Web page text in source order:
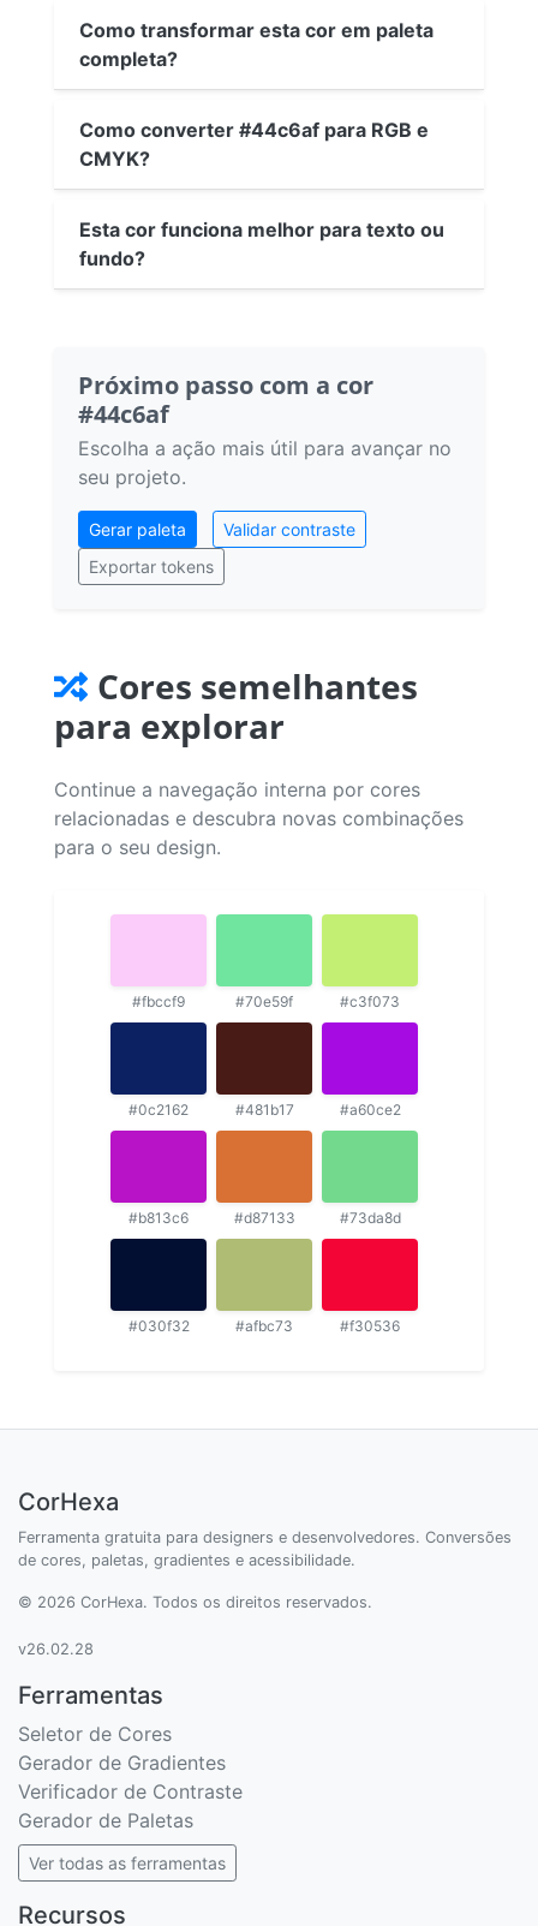
Como transformar esta cor em paleta
completa?
Como converter #44c6af para RGB e
CMYK?
Esta cor funciona melhor para texto ou
fundo?
Próximo passo com a cor
#44c6af
Escolha a ação mais útil para avançar no
seu projeto.
Gerar paleta
Validar contraste
Exportar tokens
Cores semelhantes
para explorar
Continue a navegação interna por cores
relacionadas e descubra novas combinações
para o seu design.
#fbccf9 #70e59f #c3f073
#0c2162 #481b17 #a60ce2
#b813c6 #d87133 #73da8d
#030f32 #afbc73 #f30536
CorHexa
Ferramenta gratuita para designers e desenvolvedores. Conversões
de cores, paletas, gradientes e acessibilidade.
© 2026 CorHexa. Todos os direitos reservados.
v26.02.28
Ferramentas
Seletor de Cores
Gerador de Gradientes
Verificador de Contraste
Gerador de Paletas
Ver todas as ferramentas
Recursos